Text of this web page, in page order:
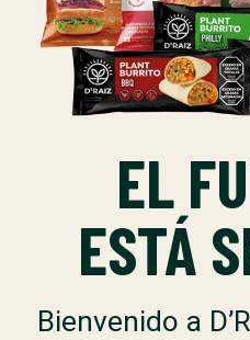
EL
ESTÁ
Bienvenido a